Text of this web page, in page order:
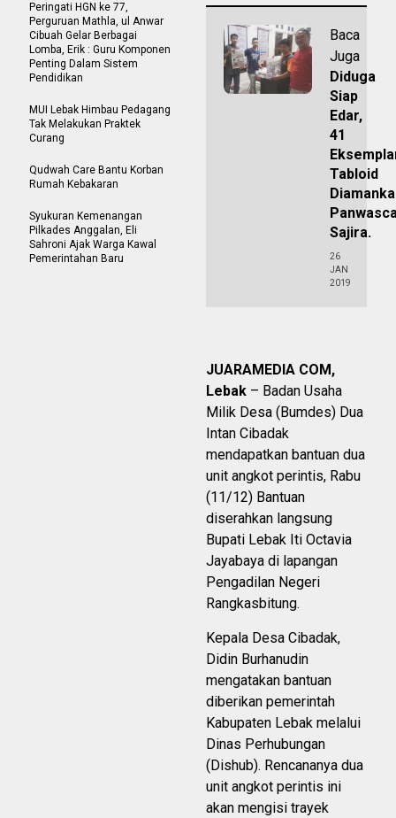
Baca
Juga
Diduga
Siap
Edar,
41
Tabloid
Sajira.
26
JAN
2019
JUARAMEDIA COM,
Lebak – Badan Usaha
Milik Desa (Bumdes) Dua
Intan Cibadak
mendapatkan bantuan dua
unit angkot perintis, Rabu
(11/12) Bantuan
diserahkan langsung
Bupati Lebak Iti Octavia
Jayabaya di lapangan
Pengadilan Negeri
Rangkasbitung.
Kepala Desa Cibadak,
Didin Burhanudin
mengatakan bantuan
diberikan pemerintah
Kabupaten Lebak melalui
Dinas Perhubungan
(Dishub). Rencananya dua
unit angkot perintis ini
akan mengisi trayek
Peringati HGN ke 77,
Perguruan Mathla, ul Anwar
Cibuah Gelar Berbagai
Lomba, Erik : Guru Komponen
Penting Dalam Sistem
Pendidikan
MUI Lebak Himbau Pedagang
Tak Melakukan Praktek
Curang
Qudwah Care Bantu Korban
Rumah Kebakaran
Syukuran Kemenangan
Pilkades Anggalan, Eli
Sahroni Ajak Warga Kawal
Pemerintahan Baru